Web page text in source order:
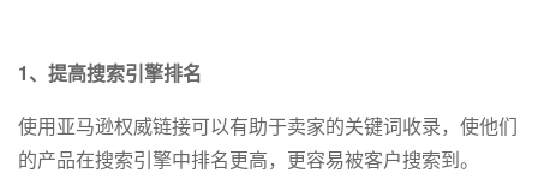
1、提高搜索引擎排名
使用亚马逊权威链接可以有助于卖家的关键词收录，使他们
的产品在搜索引擎中排名更高，更容易被客户搜索到。